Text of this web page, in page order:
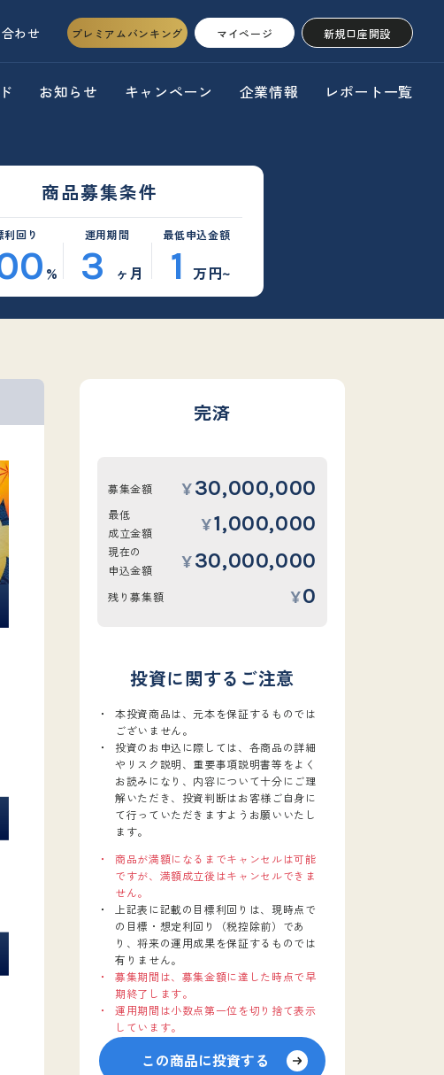
わせ プレミアムバンキング マイページ 新規口座開設
お知らせ キャンペーン 企業情報 レポート一覧
商品募集条件
利回り
%
運用期間
3 ヶ月
最低申込金額
1 万円~
完済
募集金額 30,000,000
最低
成立金額
1,000,000
現在の
申込金額
30,000,000
残り募集額 0
投資に関するご注意
本投資商品は、元本を保証するものでは
ございません。
投資のお申込に際しては、各商品の詳細
やリスク説明、重要事項説明書等をよく
お読みになり、内容について十分にご理
解いただき、投資判断はお客様ご自身に
て行っていただきますようお願いいたし
ます。
商品が満額になるまでキャンセルは可能
ですが、満額成立後はキャンセルできま
せん。
上記表に記載の目標利回りは、現時点で
の目標・想定利回り（税控除前）であ
り、将来の運用成果を保証するものでは
有りません。
募集期間は、募集金額に達した時点で早
期終了します。
運用期間は小数点第一位を切り捨て表示
しています。
この商品に投資する